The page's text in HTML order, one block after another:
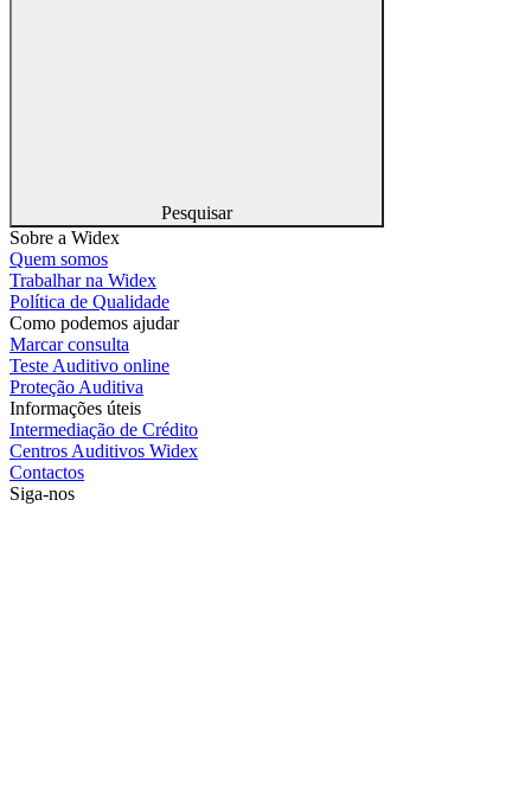
Pesquisar
Sobre a Widex
Quem somos
Trabalhar na Widex
Política de Qualidade
Como podemos ajudar
Marcar consulta
Teste Auditivo online
Proteção Auditiva
Informações úteis
Intermediação de Crédito
Centros Auditivos Widex
Contactos
Siga-nos